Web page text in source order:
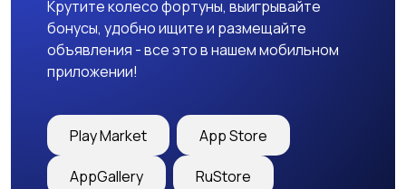
Крутите колесо фортуны, выигрывайте
бонусы, удобно ищите и размещайте
объявления - все это в нашем мобильном
приложении!
Play Market App Store
AppGallery RuStore